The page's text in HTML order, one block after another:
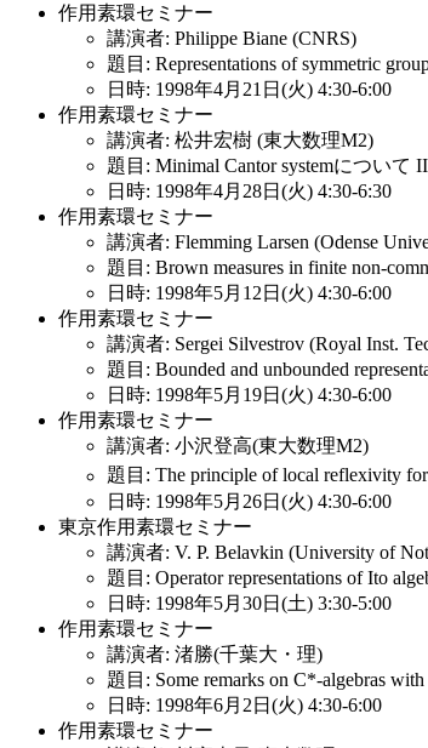
作用素環セミナー
講演者: Philippe Biane (CNRS)
題目: Representations of symmetric
日時: 1998年4月21日(火) 4:30-6:00
作用素環セミナー
講演者: 松井宏樹 (東大数理M2)
題目: Minimal Cantor systemについて
日時: 1998年4月28日(火) 4:30-6:30
作用素環セミナー
講演者: Flemming Larsen (Odense
題目: Brown measures in finite non-
日時: 1998年5月12日(火) 4:30-6:00
作用素環セミナー
講演者: Sergei Silvestrov (Royal Inst.
題目: Bounded and unbounded
日時: 1998年5月19日(火) 4:30-6:00
作用素環セミナー
講演者: 小沢登高(東大数理M2)
題目: The principle of local reflexivity
日時: 1998年5月26日(火) 4:30-6:00
東京作用素環セミナー
講演者: V. P. Belavkin (University of
題目: Operator representations of Ito
日時: 1998年5月30日(土) 3:30-5:00
作用素環セミナー
講演者: 渚勝(千葉大・理)
題目: Some remarks on C*-algebras
日時: 1998年6月2日(火) 4:30-6:00
作用素環セミナー